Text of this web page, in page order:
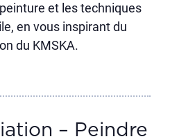
et les techniques
en vous inspirant du
du KMSKA.
– Peindre